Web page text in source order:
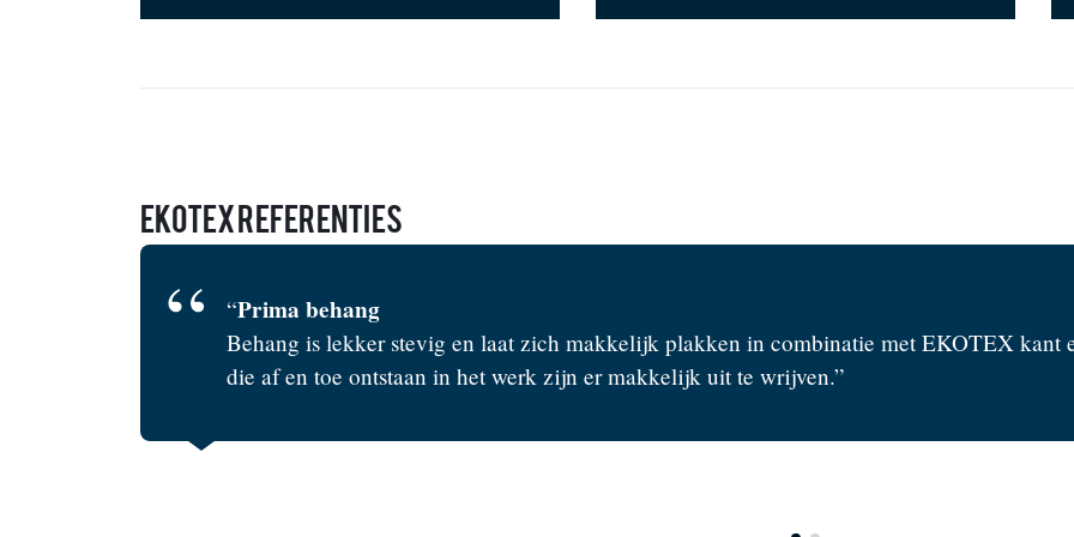
EKOTEX Referenties
“Prachtig!
Wat een prettig materiaal. Een diep paars geverfde muur werd in een laag stralend wit
product doet zijn naam echt eer aan!!”